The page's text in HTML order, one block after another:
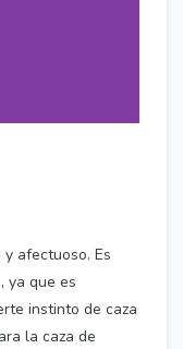
afectuoso. Es
ya que es
instinto de caza
la caza de